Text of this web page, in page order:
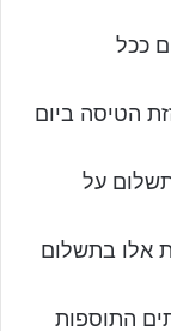
ככל
הטיסה ביום
על
אלו בתשלום
התוספות